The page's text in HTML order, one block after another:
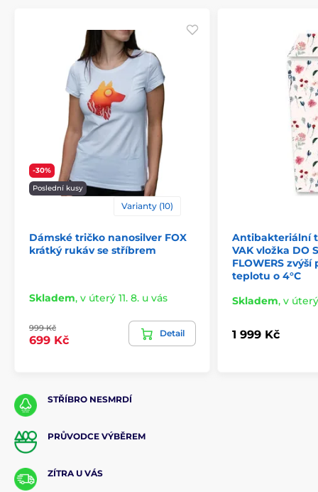
-30%
Poslední kusy
Varianty (10)
Dámské tričko nanosilver FOX
krátký rukáv se stříbrem
Skladem, v úterý 11. 8. u vás
999 Kč
699 Kč
Detail
Antibakteriální
VAK vložka DO
FLOWERS
teplotu o 4°C
Skladem, v úterý
1 999 Kč
STŘÍBRO NESMRDÍ
PRŮVODCE VÝBĚREM
ZÍTRA U VÁS